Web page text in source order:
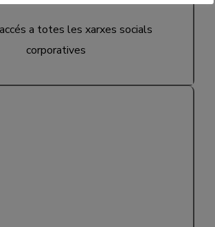
a totes les xarxes socials
corporatives